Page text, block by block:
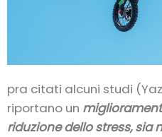
pra citati alcuni studi
riportano un
riduzione dello stress, sia